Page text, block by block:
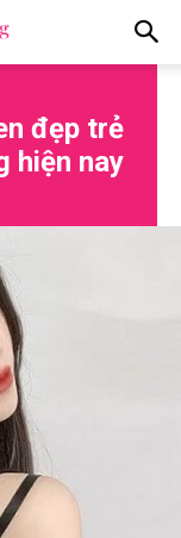
đẹp trẻ
hiện nay